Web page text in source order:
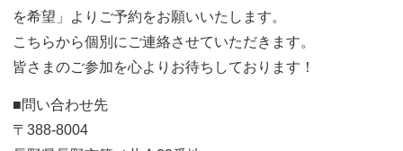
を希望」よりご予約をお願いいたします。
こちらから個別にご連絡させていただきます。
皆さまのご参加を心よりお待ちしております！
■問い合わせ先
〒388-8004